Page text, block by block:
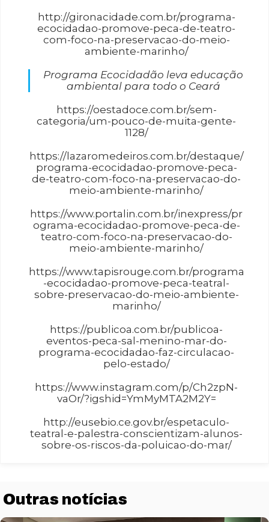
http://gironacidade.com.br/programa-
ecocidadao-promove-peca-de-teatro-
com-foco-na-preservacao-do-meio-
ambiente-marinho/
Programa Ecocidadão leva educação
ambiental para todo o Ceará
https://oestadoce.com.br/sem-
categoria/um-pouco-de-muita-gente-
1128/
https://lazaromedeiros.com.br/destaque/
programa-ecocidadao-promove-peca-
de-teatro-com-foco-na-preservacao-do-
meio-ambiente-marinho/
https://www.portalin.com.br/inexpress/pr
ograma-ecocidadao-promove-peca-de-
teatro-com-foco-na-preservacao-do-
meio-ambiente-marinho/
https://www.tapisrouge.com.br/programa
-ecocidadao-promove-peca-teatral-
sobre-preservacao-do-meio-ambiente-
marinho/
https://publicoa.com.br/publicoa-
eventos-peca-sal-menino-mar-do-
programa-ecocidadao-faz-circulacao-
pelo-estado/
https://www.instagram.com/p/Ch2zpN-
vaOr/?igshid=YmMyMTA2M2Y=
http://eusebio.ce.gov.br/espetaculo-
teatral-e-palestra-conscientizam-alunos-
sobre-os-riscos-da-poluicao-do-mar/
Outras notícias